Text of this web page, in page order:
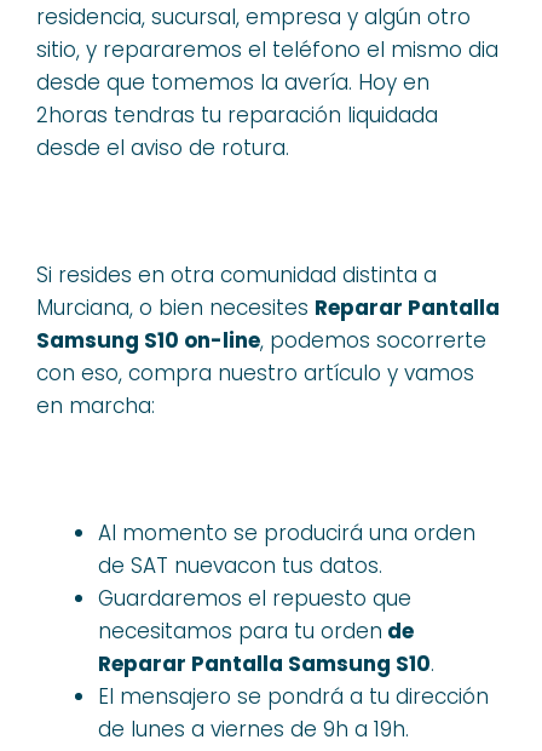
residencia, sucursal, empresa y algún otro
sitio, y repararemos el teléfono el mismo dia
desde que tomemos la avería. Hoy en
2horas tendras tu reparación liquidada
desde el aviso de rotura.
Si resides en otra comunidad distinta a
Murciana, o bien necesites Reparar Pantalla
Samsung S10 on-line, podemos socorrerte
con eso, compra nuestro artículo y vamos
en marcha:
Al momento se producirá una orden
de SAT nuevacon tus datos.
Guardaremos el repuesto que
necesitamos para tu orden de
Reparar Pantalla Samsung S10.
El mensajero se pondrá a tu dirección
de lunes a viernes de 9h a 19h.